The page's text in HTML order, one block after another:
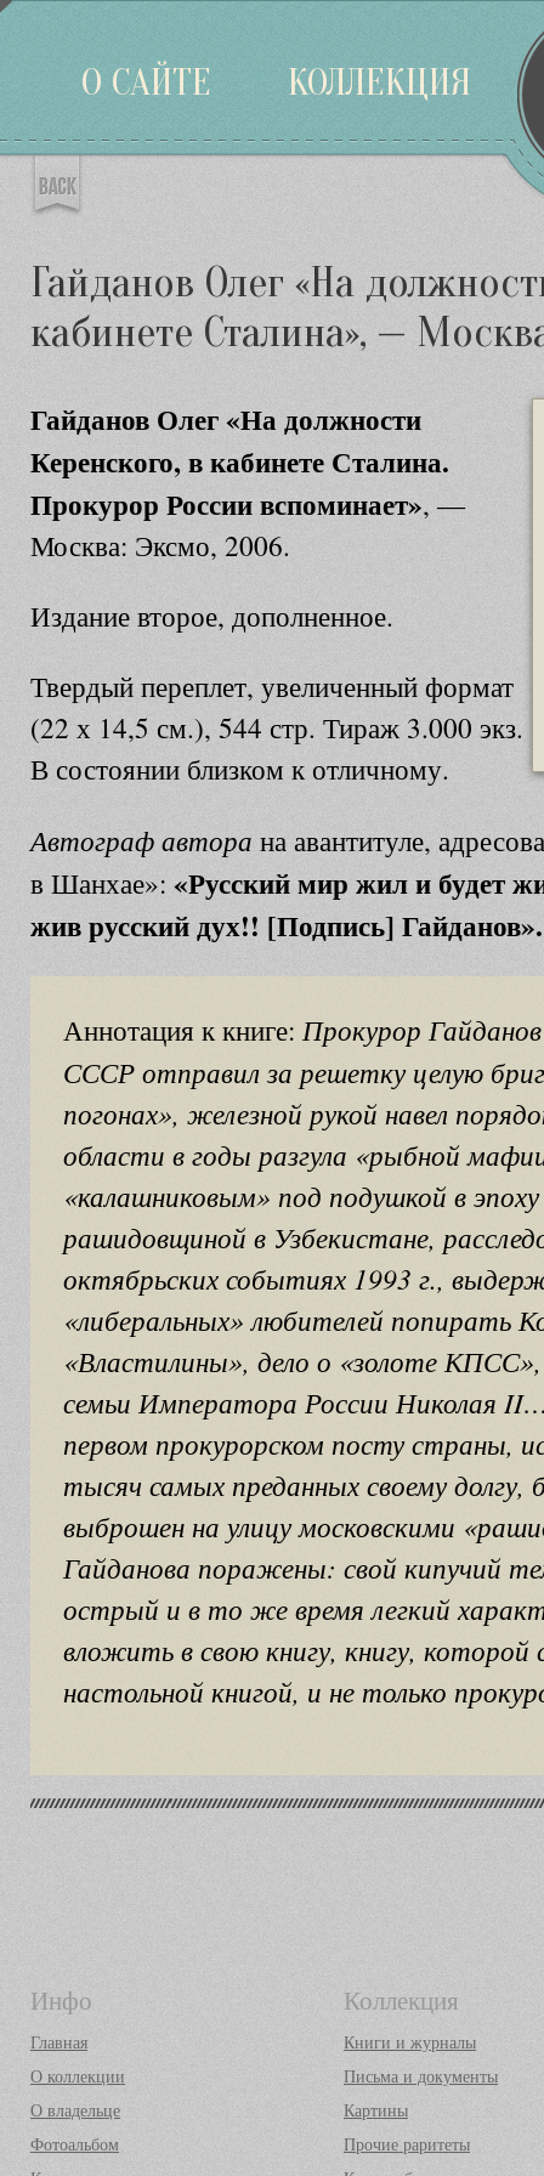
О САЙТЕ КОЛЛЕКЦИЯ
Гайданов Олег «На
кабинете Сталина», —
Гайданов Олег «На должности
Керенского, в кабинете Сталина.
Прокурор России вспоминает», —
Москва: Эксмо, 2006.
Издание второе, дополненное.
Твердый переплет, увеличенный формат
(22 х 14,5 см.), 544 стр. Тираж 3.000 экз.
В состоянии близком к отличному.
Автограф автора на авантитуле,
в Шанхае»: «Русский мир жил и будет
жив русский дух!! [Подпись] Гайданов».
Аннотация к книге: Прокурор
СССР отправил за решетку целую
погонах», железной рукой навел
области в годы разгула «рыбной
«калашниковым» под подушкой в
рашидовщиной в Узбекистане,
октябрьских событиях 1993 г.,
«либеральных» любителей попирать
«Властилины», дело о «золоте КПСС»,
семьи Императора России Николая
первом прокурорском посту страны,
тысяч самых преданных своему долгу,
выброшен на улицу московскими
Гайданова поражены: свой кипучий
острый и в то же время легкий
вложить в свою книгу, книгу,
настольной книгой, и не только
Инфо
Главная
О коллекции
О владельце
Фотоальбом
Коллекция
Книги и журналы
Письма и документы
Картины
Прочие раритеты